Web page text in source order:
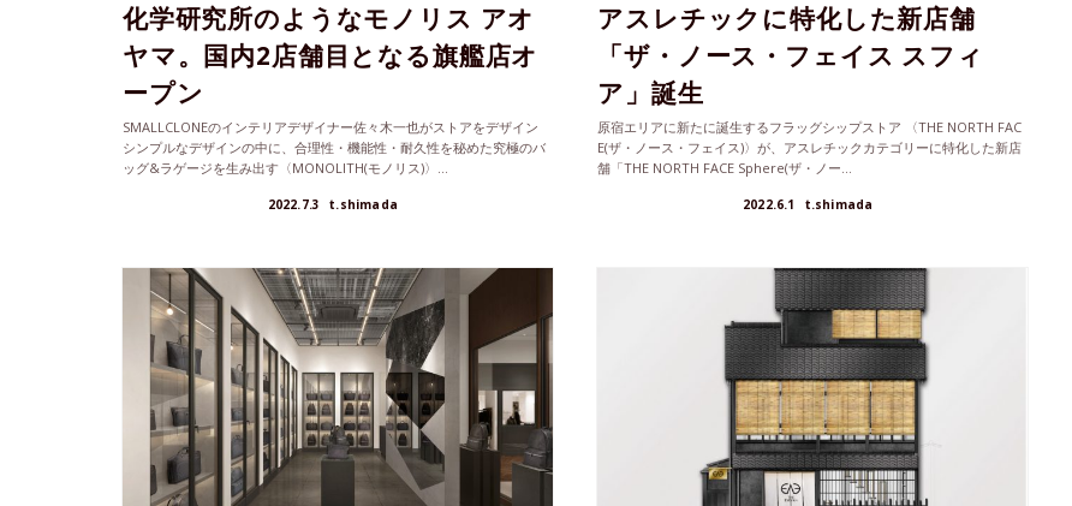
化学研究所のようなモノリス アオ
ヤマ。国内2店舗目となる旗艦店オ
ープン
SMALLCLONEのインテリアデザイナー佐々木一也がストアをデザイン
シンプルなデザインの中に、合理性・機能性・耐久性を秘めた究極のバ
ッグ&ラゲージを生み出す〈MONOLITH(モノリス)〉...
2022.7.3 t.shimada
アスレチックに特化した新店舗
「ザ・ノース・フェイス スフィ
ア」誕生
原宿エリアに新たに誕生するフラッグシップストア 〈THE NORTH FAC
E(ザ・ノース・フェイス)〉が、アスレチックカテゴリーに特化した新店
舗「THE NORTH FACE Sphere(ザ・ノー...
2022.6.1 t.shimada